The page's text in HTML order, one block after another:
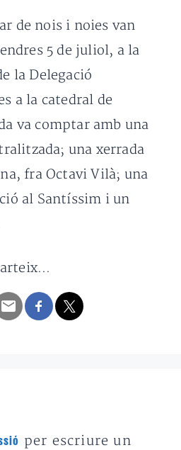
de nois i noies van
5 de juliol, a la
la Delegació
a la catedral de
va comptar amb una
una xerrada
fra Octavi Vilà; una
al Santíssim i un
per escriure un